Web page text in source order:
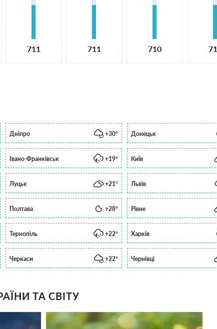
711 711 710
Дніпро +30° Донецьк
Івано-Франківськ +19° Київ
Луцьк +21° Львів
Полтава +28° Рівне
Тернопіль +22° Харків
Черкаси +22° Чернівці
ТА СВІТУ